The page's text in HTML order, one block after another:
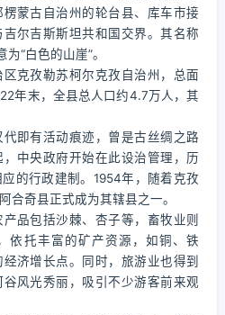
蒙古自治州的轮台县、库车市接
尔吉斯斯坦共和国交界。其名称
“白色的山崖”。
克孜勒苏柯尔克孜自治州，总面
年末，全县总人口约4.7万人，其
即有活动痕迹，曾是古丝绸之路
中央政府开始在此设治管理，历
的行政建制。1954年，随着克孜
合奇县正式成为其辖县之一。
品包括沙棘、杏子等，畜牧业则
依托丰富的矿产资源，如铜、铁
济增长点。同时，旅游业也得到
风光秀丽，吸引不少游客前来观